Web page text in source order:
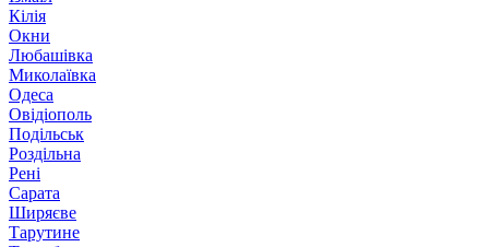
Кілія
Окни
Любашівка
Миколаївка
Одеса
Овідіополь
Подільськ
Роздільна
Рені
Сарата
Ширяєве
Тарутине